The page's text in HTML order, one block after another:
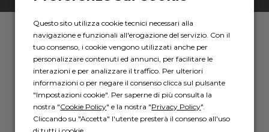
Privacy policy-Cookie policy
Powered by AD HOC
Questo sito utilizza cookie tecnici necessari alla
navigazione e funzionali all'erogazione del servizio. Con il
tuo consenso, i cookie vengono utilizzati anche per
personalizzare contenuti ed annunci, per facilitare le
interazioni e per analizzare il traffico. Per ulteriori
informazioni o per negare il consenso clicca sul pulsante
"Impostazioni cookie". Per saperne di più consulta la
nostra "Cookie Policy" e la nostra "Privacy Policy".
Cliccando su "Accetta" l'utente presterà il consenso all'uso